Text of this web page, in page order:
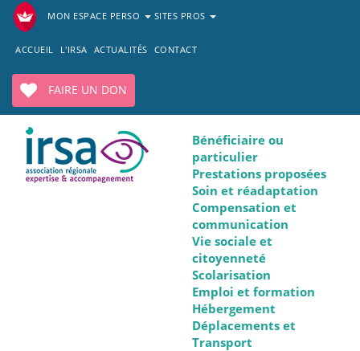
MON ESPACE PERSO SITES PROS
ACCUEIL L'IRSA ACTUALITÉS CONTACT
FAIRE UN DON
Bénéficiaire ou
particulier
Prestations proposées
Soin et réadaptation
Compensation et
communication
Vie sociale et
citoyenneté
Scolarisation
Emploi et formation
Hébergement
Déplacements et
Transport